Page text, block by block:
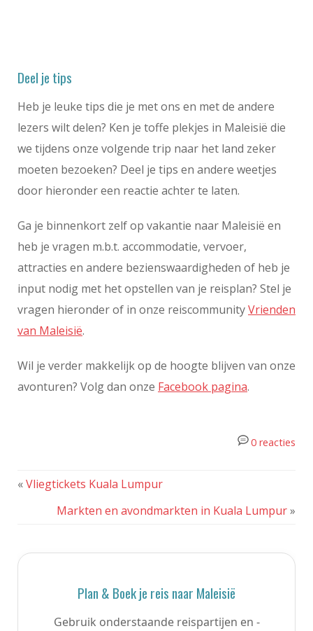
Deel je tips
Heb je leuke tips die je met ons en met de andere
lezers wilt delen? Ken je toffe plekjes in Maleisië die
we tijdens onze volgende trip naar het land zeker
moeten bezoeken? Deel je tips en andere weetjes
door hieronder een reactie achter te laten.
Ga je binnenkort zelf op vakantie naar Maleisië en
heb je vragen m.b.t. accommodatie, vervoer,
attracties en andere bezienswaardigheden of heb je
input nodig met het opstellen van je reisplan? Stel je
vragen hieronder of in onze reiscommunityVrienden
van Maleisië.
Wil je verder makkelijk op de hoogte blijven van onze
avonturen? Volg dan onze Facebook pagina.
0 reacties
«Vliegtickets Kuala Lumpur
Markten en avondmarkten in Kuala Lumpur»
Plan & Boek je reis naar Maleisië
Gebruik onderstaande reispartijen en -